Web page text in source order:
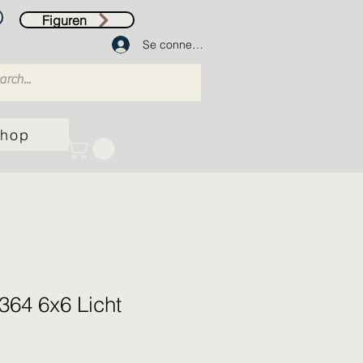
Se connecter
Figuren
6x6 Licht